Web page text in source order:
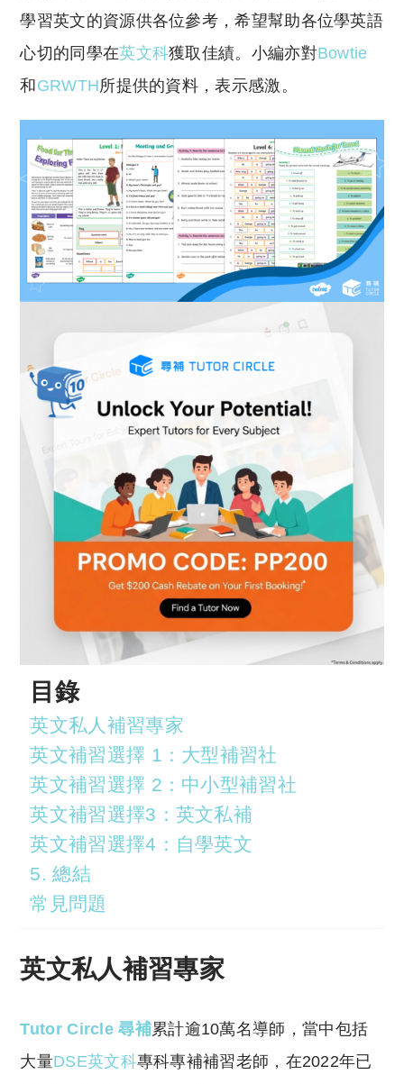
學習英文的資源供各位參考，希望幫助各位學英語
心切的同學在英文科獲取佳績。小編亦對Bowtie
和 GRWTH所提供的資料，表示感激。
目錄
英文私人補習專家
英文補習選擇 1：大型補習社
英文補習選擇 2：中小型補習社
英文補習選擇3：英文私補
英文補習選擇4：自學英文
5. 總結
常見問題
英文私人補習專家
Tutor Circle 尋補累計逾10萬名導師，當中包括
大量DSE英文科專科專補補習老師，在2022年已